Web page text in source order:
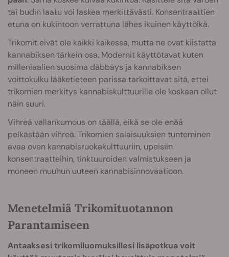
tai budin laatu voi laskea merkittävästi. Konsentraattien
etuna on kukintoon verrattuna lähes ikuinen käyttöikä.
Trikomit eivät ole kaikki kaikessa, mutta ne ovat kiistatta
kannabiksen tärkein osa. Modernit käyttötavat kuten
milleniaalien suosima däbbäys ja kannabiksen
voittokulku lääketieteen parissa tarkoittavat sitä, ettei
trikomien merkitys kannabiskulttuurille ole koskaan ollut
näin suuri.
Vihreä vallankumous on täällä, eikä se ole enää
pelkästään vihreä. Trikomien salaisuuksien tunteminen
avaa oven kannabisruokakulttuuriin, upeisiin
konsentraatteihin, tinktuuroiden valmistukseen ja
moneen muuhun uuteen kannabisinnovaatioon.
Menetelmiä Trikomituotannon
Parantamiseen
Antaaksesi trikomiluomuksillesi lisäpotkua voit